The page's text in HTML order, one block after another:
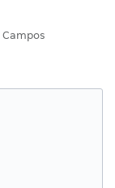
Campos